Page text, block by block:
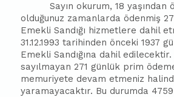
Sayın okurum, 18 yaşından
olduğunuz zamanlarda ödenmiş
Emekli Sandığı hizmetlere dahil
31.12.1993 tarihinden önceki 1937
Emekli Sandığına dahil
sayılmayan 271 günlük prim
memuriyete devam etmeniz
yaramayacaktır. Bu durumda 4759